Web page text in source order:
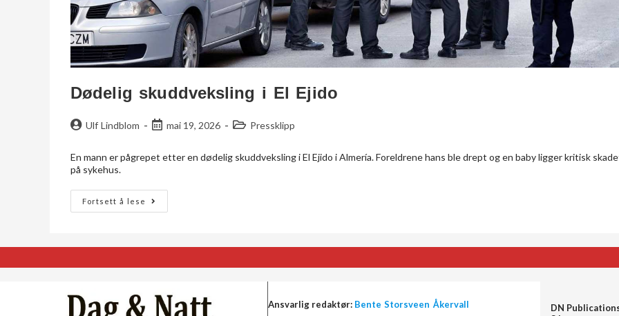
Dødelig skuddveksling i El Ejido
Ulf Lindblom mai 19, 2026 Pressklipp
En mann er pågrepet etter en dødelig skuddveksling i El Ejido i Almería. Foreldrene hans ble drept og en baby ligger kritisk
på sykehus.
Fortsett å lese
Ansvarlig redaktør: Bente Storsveen Åkervall
DN